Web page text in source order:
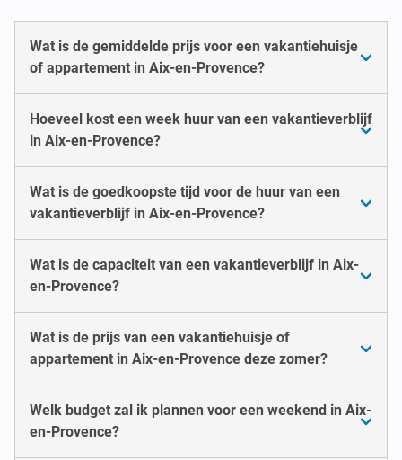
Wat is de gemiddelde prijs voor een vakantiehuisje
of appartement in Aix-en-Provence?
Hoeveel kost een week huur van een vakantieverblijf
in Aix-en-Provence?
Wat is de goedkoopste tijd voor de huur van een
vakantieverblijf in Aix-en-Provence?
Wat is de capaciteit van een vakantieverblijf in Aix-
en-Provence?
Wat is de prijs van een vakantiehuisje of
appartement in Aix-en-Provence deze zomer?
Welk budget zal ik plannen voor een weekend in Aix-
en-Provence?